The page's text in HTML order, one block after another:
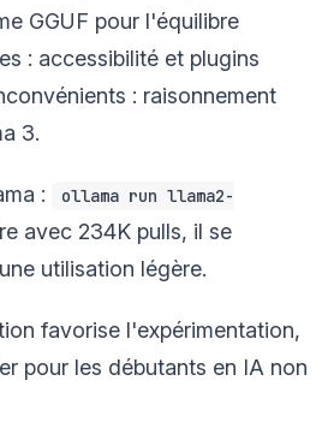
GGUF pour l'équilibre
: accessibilité et plugins
: raisonnement
3.
:
ollama run llama2-
avec 234K pulls, il se
utilisation légère.
favorise l'expérimentation,
pour les débutants en IA non